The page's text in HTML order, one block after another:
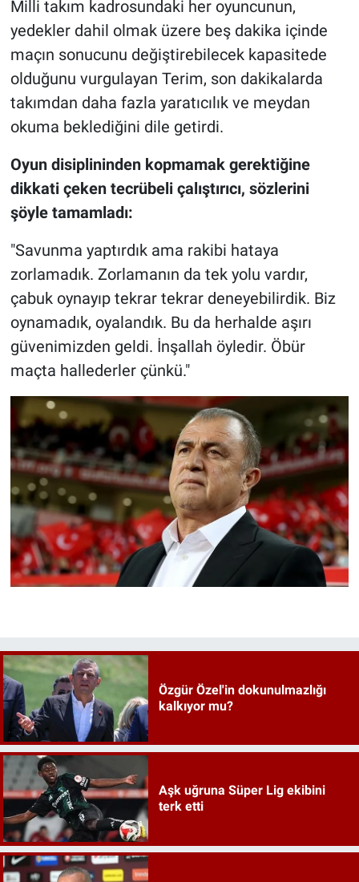
Milli takım kadrosundaki her oyuncunun,
yedekler dahil olmak üzere beş dakika içinde
maçın sonucunu değiştirebilecek kapasitede
olduğunu vurgulayan Terim, son dakikalarda
takımdan daha fazla yaratıcılık ve meydan
okuma beklediğini dile getirdi.
Oyun disiplininden kopmamak gerektiğine
dikkati çeken tecrübeli çalıştırıcı, sözlerini
şöyle tamamladı:
"Savunma yaptırdık ama rakibi hataya
zorlamadık. Zorlamanın da tek yolu vardır,
çabuk oynayıp tekrar tekrar deneyebilirdik. Biz
oynamadık, oyalandık. Bu da herhalde aşırı
güvenimizden geldi. İnşallah öyledir. Öbür
maçta hallederler çünkü."
Özgür Özel'in dokunulmazlığı
kalkıyor mu?
Aşk uğruna Süper Lig ekibini
terk etti